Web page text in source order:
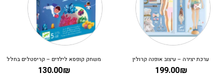
ערכת יצירה – עיצוב אופנה קרולין
199.00₪
משחק קופסא לילדים – קריסטלים בחלל
130.00₪